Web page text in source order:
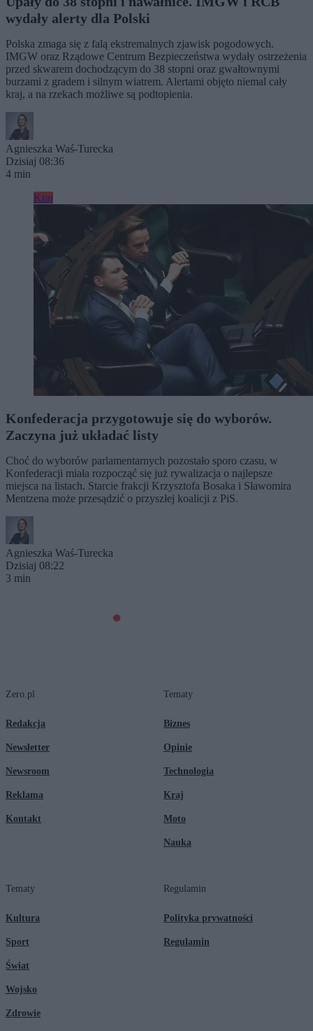
wydały alerty dla Polski
Polska zmaga się z falą ekstremalnych zjawisk pogodowych.
IMGW oraz Rządowe Centrum Bezpieczeństwa wydały ostrzeżenia
przed skwarem dochodzącym do 38 stopni oraz gwałtownymi
burzami z gradem i silnym wiatrem. Alertami objęto niemal cały
kraj, a na rzekach możliwe są podtopienia.
Agnieszka Waś-Turecka
Dzisiaj 08:36
4 min
Kraj
Konfederacja przygotowuje się do wyborów.
Zaczyna już układać listy
Choć do wyborów parlamentarnych pozostało sporo czasu, w
Konfederacji miała rozpocząć się już rywalizacja o najlepsze
miejsca na listach. Starcie frakcji Krzysztofa Bosaka i Sławomira
Mentzena może przesądzić o przyszłej koalicji z PiS.
Agnieszka Waś-Turecka
Dzisiaj 08:22
3 min
Zero.pl
Redakcja
Newsletter
Newsroom
Reklama
Kontakt
Tematy
Biznes
Opinie
Technologia
Kraj
Moto
Nauka
Tematy
Kultura
Sport
Świat
Wojsko
Zdrowie
Regulamin
Polityka prywatności
Regulamin